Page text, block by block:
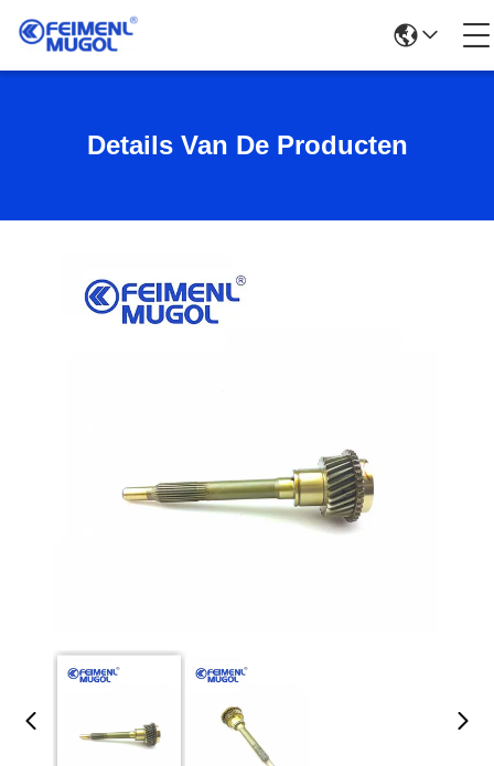
Details Van De Producten